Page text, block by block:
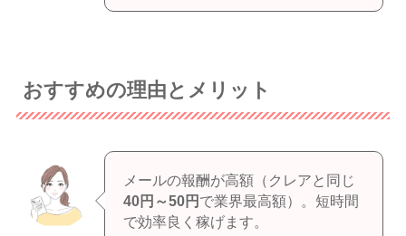
おすすめの理由とメリット
メールの報酬が高額（クレアと同じ
40円～50円 で業界最高額）。短時間
で効率良く稼げます。